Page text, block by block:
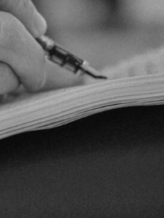
JE SOUSCRIS